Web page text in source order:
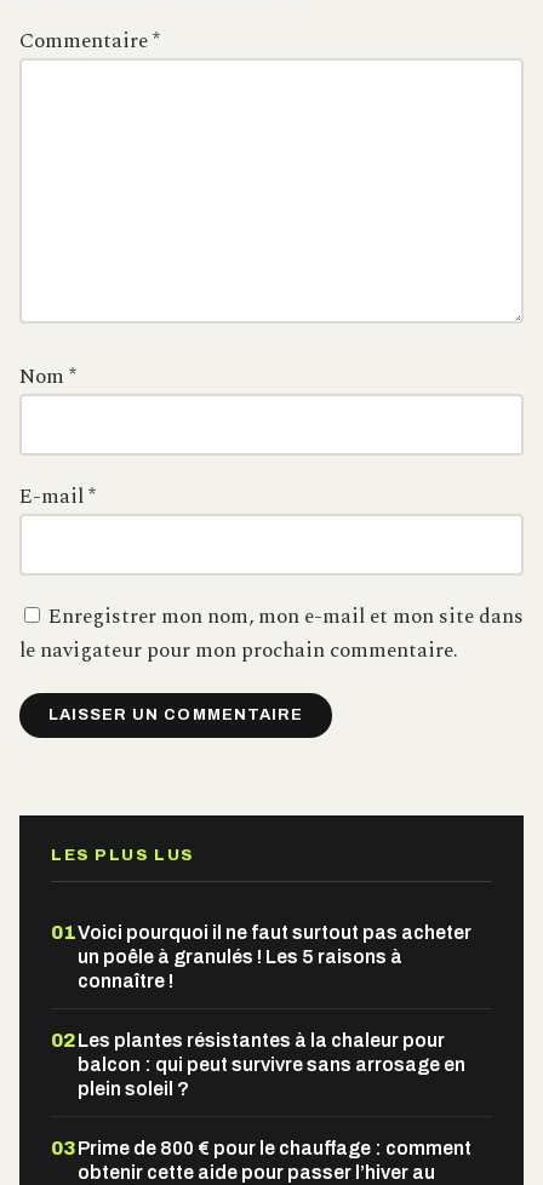
Commentaire*
Nom*
E-mail*
Enregistrer mon nom, mon e-mail et mon site dans
le navigateur pour mon prochain commentaire.
LES PLUS LUS
01Voici pourquoi il ne faut surtout pas acheter
un poêle à granulés ! Les 5 raisons à
connaître !
02Les plantes résistantes à la chaleur pour
balcon : qui peut survivre sans arrosage en
plein soleil ?
03Prime de 800 € pour le chauffage : comment
obtenir cette aide pour passer l’hiver au